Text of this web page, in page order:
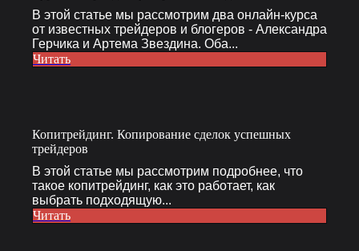
В этой статье мы рассмотрим два онлайн-курса
от известных трейдеров и блогеров - Александра
Герчика и Артема Звездина. Оба...
Читать
Копитрейдинг. Копирование сделок успешных
трейдеров
В этой статье мы рассмотрим подробнее, что
такое копитрейдинг, как это работает, как
выбрать подходящую...
Читать